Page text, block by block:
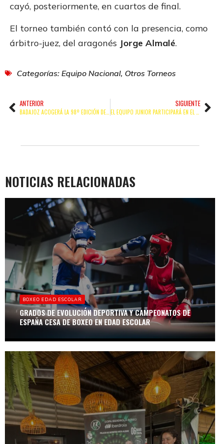
cayó, posteriormente, en cuartos de final.
El torneo también contó con la presencia, como
árbitro-juez, del aragonés Jorge Almalé.
Categorías: Equipo Nacional, Otros Torneos
ANTERIOR
BADAJOZ ACOGERÁ LA 98º EDICIÓN DE LOS CAMPEONATOS DE ESPAÑA DE BOXEO OLÍMPICO
SIGUIENTE
EL EQUIPO JUNIOR PARTICIPARÁ EN EL TORNEO INTERNACIONAL BORNEMISSZA GERGELY MEMORIAL
NOTICIAS RELACIONADAS
BOXEO EDAD ESCOLAR
GRADOS DE EVOLUCIÓN DEPORTIVA Y CAMPEONATOS DE
ESPAÑA CESA DE BOXEO EN EDAD ESCOLAR